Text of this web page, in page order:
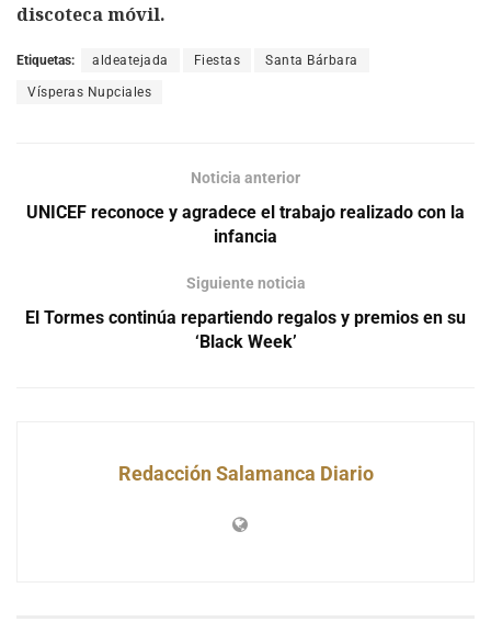
discoteca móvil.
Etiquetas: aldeatejada Fiestas Santa Bárbara
Vísperas Nupciales
Noticia anterior
UNICEF reconoce y agradece el trabajo realizado con la
infancia
Siguiente noticia
El Tormes continúa repartiendo regalos y premios en su
‘Black Week’
Redacción Salamanca Diario